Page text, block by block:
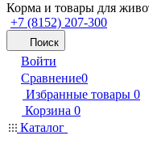
Корма и товары для
+7 (8152) 207-300
Поиск
Войти
Сравнение0
Избранные товары 0
Корзина 0
Каталог